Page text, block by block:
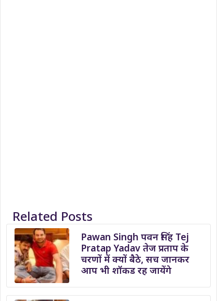
Related Posts
Pawan Singh पवन सिंह Tej
Pratap Yadav तेज प्रताप के
चरणों में क्यों बैठे, सच जानकर
आप भी शॉकड रह जायेंगे